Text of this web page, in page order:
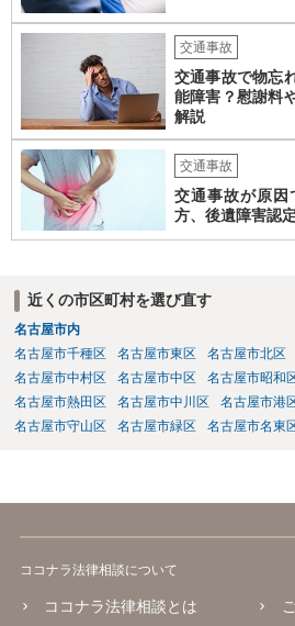
交通事故
交通事故で物忘
能障害？慰謝料
解説
交通事故
交通事故が原因
方、後遺障害認
近くの市区町村を選び直す
名古屋市内
名古屋市千種区
名古屋市東区 名古屋市北区
名古屋市中村区
名古屋市中区 名古屋市昭和
名古屋市熱田区
名古屋市中川区 名古屋市港
名古屋市守山区
名古屋市緑区 名古屋市名東
ココナラ法律相談について
ココナラ法律相談とは